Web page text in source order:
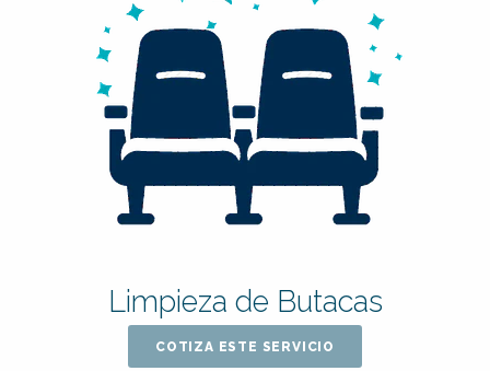
Limpieza de Butacas
COTIZA ESTE SERVICIO